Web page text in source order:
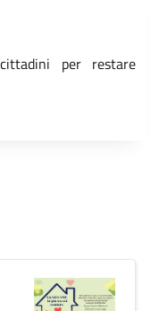
per restare